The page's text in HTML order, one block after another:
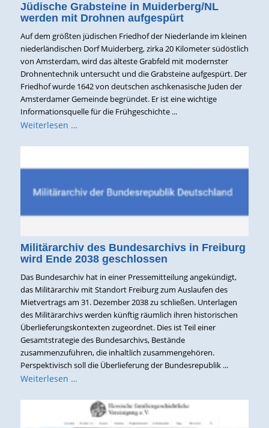
Jüdische Grabsteine in Muiderberg/NL
werden mit Drohnen aufgespürt
Auf dem größten jüdischen Friedhof der Niederlande im kleinen
niederländischen Dorf Muiderberg, zirka 20 Kilometer südöstlich
von Amsterdam, wird das älteste Grabfeld mit modernster
Drohnentechnik untersucht und die Grabsteine aufgespürt. Der
Friedhof wurde 1642 von deutschen aschkenasische Juden der
Amsterdamer Gemeinde begründet. Er ist eine wichtige
Informationsquelle für die Frühgeschichte ...
Weiterlesen …
Militärarchiv des Bundesarchivs in Freiburg
wird Ende 2038 geschlossen
Das Bundesarchiv hat in einer Pressemitteilung angekündigt,
das Militärarchiv mit Standort Freiburg zum Auslaufen des
Mietvertrags am 31. Dezember 2038 zu schließen. Unterlagen
des Militärarchivs werden künftig räumlich ihren historischen
Überlieferungskontexten zugeordnet. Dies ist Teil einer
Gesamtstrategie des Bundesarchivs, Bestände
zusammenzuführen, die inhaltlich zusammengehören.
Perspektivisch soll die Überlieferung der Bundesrepublik ...
Weiterlesen …